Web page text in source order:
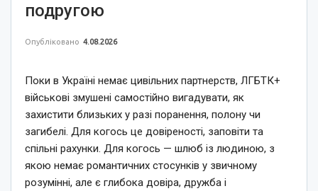
подругою
Опубліковано 4.08.2026
Поки в Україні немає цивільних партнерств, ЛГБТК+
військові змушені самостійно вигадувати, як
захистити близьких у разі поранення, полону чи
загибелі. Для когось це довіреності, заповіти та
спільні рахунки. Для когось — шлюб із людиною, з
якою немає романтичних стосунків у звичному
розумінні, але є глибока довіра, дружба і